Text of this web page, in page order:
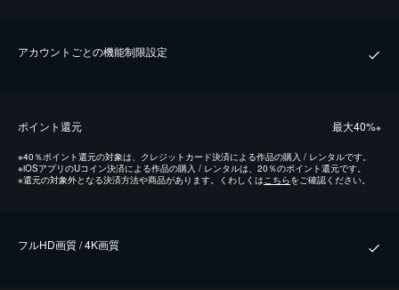
アカウントごとの機能制限設定
ポイント還元 最⼤40%※
※40％ポイント還元の対象は、クレジットカード決済による作品の購入 / レンタルです。
※iOSアプリのUコイン決済による作品の購入 / レンタルは、20％のポイント還元です。
※還元の対象外となる決済方法や商品があります。くわしくはこちらをご確認ください。
フルHD画質 / 4K画質